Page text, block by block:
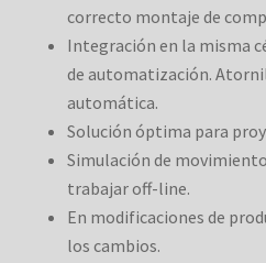
correcto montaje de
Integración en la misma
de automatización.
automática.
Solución óptima para
Simulación de
trabajar off-line.
En modificaciones de
los cambios.